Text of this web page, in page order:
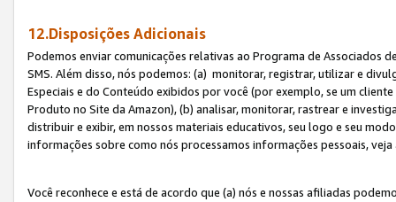
12.Disposições Adicionais
Podemos enviar comunicações relativas ao Programa de Associados
SMS. Além disso, nós podemos: (a) monitorar, registrar, utilizar e
Especiais e do Conteúdo exibidos por você (por exemplo, se um
Produto no Site da Amazon), (b) analisar, monitorar, rastrear e
distribuir e exibir, em nossos materiais educativos, seu logo e seu
informações sobre como nós processamos informações pessoais,
Você reconhece e está de acordo que (a) nós e nossas afiliadas